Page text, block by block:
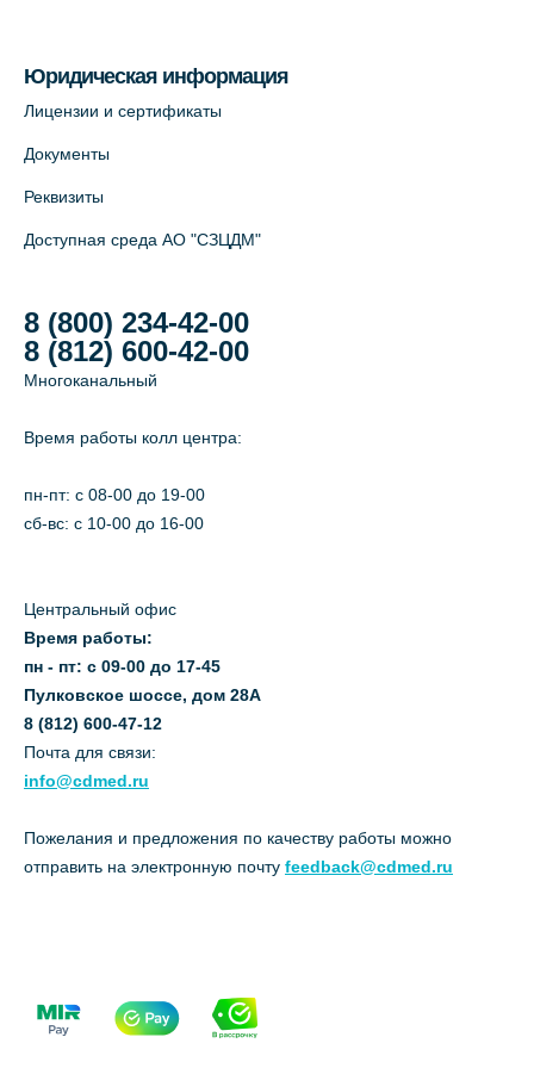
Лабораторный терминал на Большом
+7 (812) 565-11-12
На карте
Юридическая информация
Лицензии и сертификаты
Документы
Реквизиты
Доступная среда АО "СЗЦДМ"
8 (800) 234-42-00
8 (812) 600-42-00
Многоканальный
Время работы колл центра:
пн-пт: c 08-00 до 19-00
сб-вс: с 10-00 до 16-00
Центральный офис
Время работы:
пн - пт: с 09-00 до 17-45
Пулковское шоссе, дом 28А
8 (812) 600-47-12
Почта для связи:
info@cdmed.ru
Пожелания и предложения по качеству работы можно
отправить на электронную почту feedback@cdmed.ru